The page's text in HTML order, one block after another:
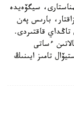
سيگۆەيدە
بارىس پەن
تاڭداي قاقتىردى.
ءساتى
تامىز ايىنىڭ